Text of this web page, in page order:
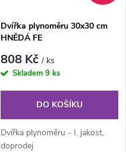
Dvířka plynoměru 30x30 cm
HNĚDÁ FE
808 Kč/ ks
Skladem 9 ks
DO KOŠÍKU
Dvířka plynoměru - I. jakost,
doprodej